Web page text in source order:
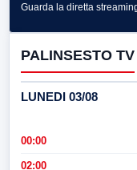
Guarda la diretta
PALINSESTO TV
LUNEDI 03/08
00:00
02:00